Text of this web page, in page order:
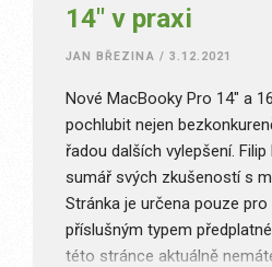
14″ v praxi
JAN BŘEZINA / 3.12.2021
Nové MacBooky Pro 14″ a
pochlubit nejen
řadou dalších vylepšení.
sumář svých zkušeností s
Stránka je určena pouze
příslušným typem
této stránce aktuálně